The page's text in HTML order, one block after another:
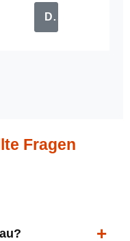
Details
Fragen